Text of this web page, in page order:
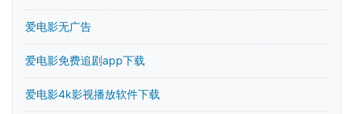
爱电影无广告
爱电影免费追剧app下载
爱电影4k影视播放软件下载